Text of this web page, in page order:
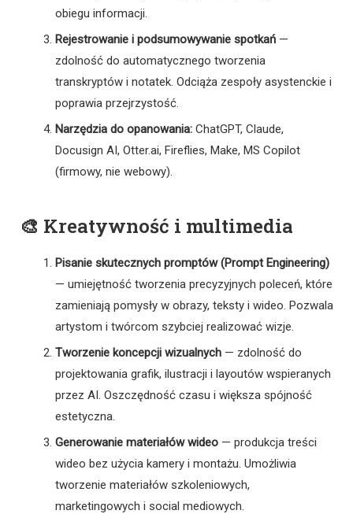
obiegu informacji.
Rejestrowanie i podsumowywanie spotkań —
zdolność do automatycznego tworzenia
transkryptów i notatek. Odciąża zespoły asystenckie i
poprawia przejrzystość.
Narzędzia do opanowania: ChatGPT, Claude,
Docusign AI, Otter.ai, Fireflies, Make, MS Copilot
(firmowy, nie webowy).
🎨 Kreatywność i multimedia
Pisanie skutecznych promptów (Prompt Engineering)
— umiejętność tworzenia precyzyjnych poleceń, które
zamieniają pomysły w obrazy, teksty i wideo. Pozwala
artystom i twórcom szybciej realizować wizje.
Tworzenie koncepcji wizualnych — zdolność do
projektowania grafik, ilustracji i layoutów wspieranych
przez AI. Oszczędność czasu i większa spójność
estetyczna.
Generowanie materiałów wideo — produkcja treści
wideo bez użycia kamery i montażu. Umożliwia
tworzenie materiałów szkoleniowych,
marketingowych i social mediowych.